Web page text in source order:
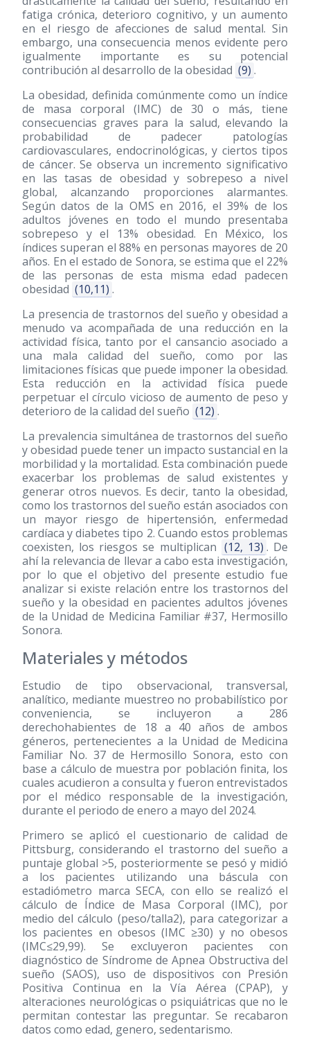
fatiga crónica, deterioro cognitivo, y un aumento
en el riesgo de afecciones de salud mental. Sin
embargo, una consecuencia menos evidente pero
igualmente importante es su potencial
contribución al desarrollo de la obesidad (9) .
La obesidad, definida comúnmente como un índice
de masa corporal (IMC) de 30 o más, tiene
consecuencias graves para la salud, elevando la
probabilidad de padecer patologías
cardiovasculares, endocrinológicas, y ciertos tipos
de cáncer. Se observa un incremento significativo
en las tasas de obesidad y sobrepeso a nivel
global, alcanzando proporciones alarmantes.
Según datos de la OMS en 2016, el 39% de los
adultos jóvenes en todo el mundo presentaba
sobrepeso y el 13% obesidad. En México, los
índices superan el 88% en personas mayores de 20
años. En el estado de Sonora, se estima que el 22%
de las personas de esta misma edad padecen
obesidad (10,11) .
La presencia de trastornos del sueño y obesidad a
menudo va acompañada de una reducción en la
actividad física, tanto por el cansancio asociado a
una mala calidad del sueño, como por las
limitaciones físicas que puede imponer la obesidad.
Esta reducción en la actividad física puede
perpetuar el círculo vicioso de aumento de peso y
deterioro de la calidad del sueño (12) .
La prevalencia simultánea de trastornos del sueño
y obesidad puede tener un impacto sustancial en la
morbilidad y la mortalidad. Esta combinación puede
exacerbar los problemas de salud existentes y
generar otros nuevos. Es decir, tanto la obesidad,
como los trastornos del sueño están asociados con
un mayor riesgo de hipertensión, enfermedad
cardíaca y diabetes tipo 2. Cuando estos problemas
coexisten, los riesgos se multiplican (12, 13) . De
ahí la relevancia de llevar a cabo esta investigación,
por lo que el objetivo del presente estudio fue
analizar si existe relación entre los trastornos del
sueño y la obesidad en pacientes adultos jóvenes
de la Unidad de Medicina Familiar #37, Hermosillo
Sonora.
Materiales y métodos
Estudio de tipo observacional, transversal,
analítico, mediante muestreo no probabilístico por
conveniencia, se incluyeron a 286
derechohabientes de 18 a 40 años de ambos
géneros, pertenecientes a la Unidad de Medicina
Familiar No. 37 de Hermosillo Sonora, esto con
base a cálculo de muestra por población finita, los
cuales acudieron a consulta y fueron entrevistados
por el médico responsable de la investigación,
durante el periodo de enero a mayo del 2024.
Primero se aplicó el cuestionario de calidad de
Pittsburg, considerando el trastorno del sueño a
puntaje global >5, posteriormente se pesó y midió
a los pacientes utilizando una báscula con
estadiómetro marca SECA, con ello se realizó el
cálculo de Índice de Masa Corporal (IMC), por
medio del cálculo (peso/talla2), para categorizar a
los pacientes en obesos (IMC ≥30) y no obesos
(IMC≤29,99). Se excluyeron pacientes con
diagnóstico de Síndrome de Apnea Obstructiva del
sueño (SAOS), uso de dispositivos con Presión
Positiva Continua en la Vía Aérea (CPAP), y
alteraciones neurológicas o psiquiátricas que no le
permitan contestar las preguntar. Se recabaron
datos como edad, genero, sedentarismo.